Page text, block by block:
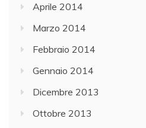
Aprile 2014
Marzo 2014
Febbraio 2014
Gennaio 2014
Dicembre 2013
Ottobre 2013